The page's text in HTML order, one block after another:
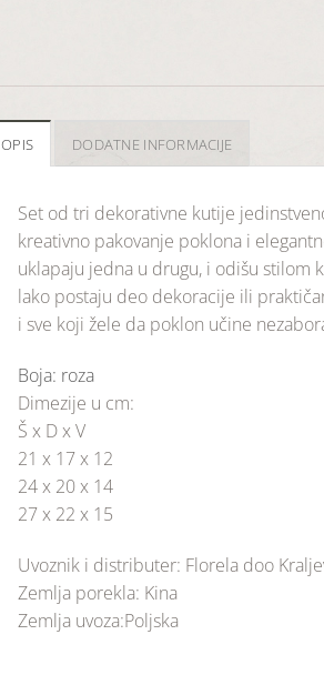
OPIS DODATNE INFORMACIJE
Set od tri dekorativne kutije
kreativno pakovanje poklona i
uklapaju jedna u drugu, i odišu stilom
lako postaju deo dekoracije ili
i sve koji žele da poklon učine
Boja: roza
Dimezije u cm:
Š x D x V
21 x 17 x 12
24 x 20 x 14
27 x 22 x 15
Uvoznik i distributer: Florela doo
Zemlja porekla: Kina
Zemlja uvoza:Poljska